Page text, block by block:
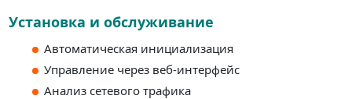
Установка и обслуживание
Автоматическая инициализация
Управление через веб-интерфейс
Анализ сетевого трафика